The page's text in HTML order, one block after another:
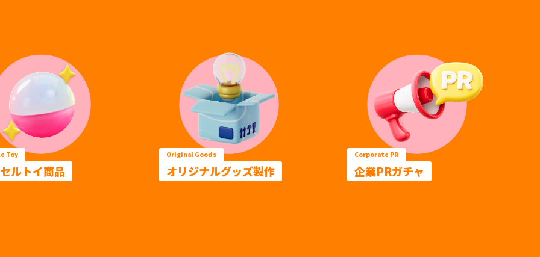
Toy
ルトイ商品
Original Goods
オリジナルグッズ製作
Corporate PR
企業PRガチャ